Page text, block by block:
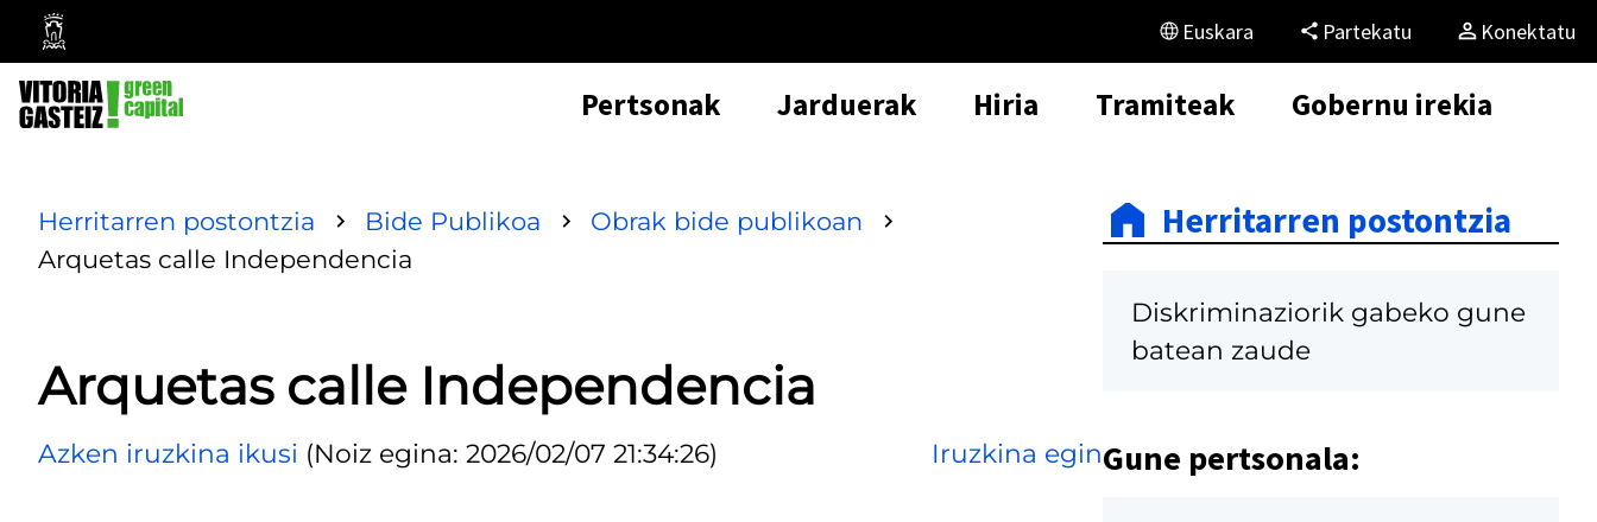
Vitoria-
Gasteizko
Udala
Euskara Partekatu Konektatu
Pertsonak Jarduerak Hiria Tramiteak Gobernu irekia
Herritarren postontzia Bide Publikoa
Obrak bide publikoan
Arquetas calle Independencia
Arquetas calle Independencia
Azken iruzkina ikusi (Noiz egina: 2026/02/07 21:34:26) Iruzkina egin
Herritarren postontzia
Diskriminaziorik gabeko gune
batean zaude
Gune pertsonala: